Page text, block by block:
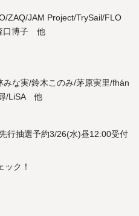
ZAQ/JAM Project/TrySail/FLO
口博子 他
な実/鈴木このみ/茅原実里/fhán
/LiSA 他
行抽選予約3/26(水)昼12:00受付
ク！